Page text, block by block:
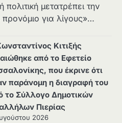
μετατρέπει την
για λίγους»…
Κιτιξής
από το Εφετείο
που έκρινε ότι
παράνομη η διαγραφή του
το Σύλλογο Δημοτικών
Πιερίας
2026